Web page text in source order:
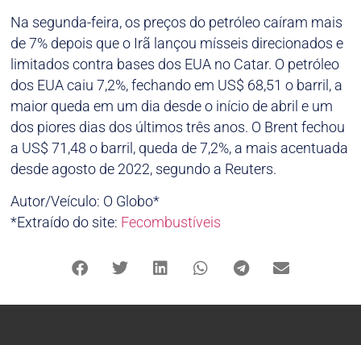
Na segunda-feira, os preços do petróleo caíram mais
de 7% depois que o Irã lançou mísseis direcionados e
limitados contra bases dos EUA no Catar. O petróleo
dos EUA caiu 7,2%, fechando em US$ 68,51 o barril, a
maior queda em um dia desde o início de abril e um
dos piores dias dos últimos três anos. O Brent fechou
a US$ 71,48 o barril, queda de 7,2%, a mais acentuada
desde agosto de 2022, segundo a Reuters.
Autor/Veículo: O Globo*
*Extraído do site: Fecombustíveis